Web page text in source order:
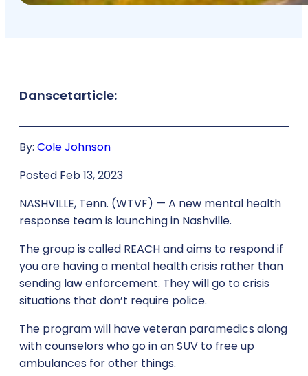
Danscetarticle:
By: Cole Johnson
Posted Feb 13, 2023
NASHVILLE, Tenn. (WTVF) — A new mental health
response team is launching in Nashville.
The group is called REACH and aims to respond if
you are having a mental health crisis rather than
sending law enforcement. They will go to crisis
situations that don’t require police.
The program will have veteran paramedics along
with counselors who go in an SUV to free up
ambulances for other things.